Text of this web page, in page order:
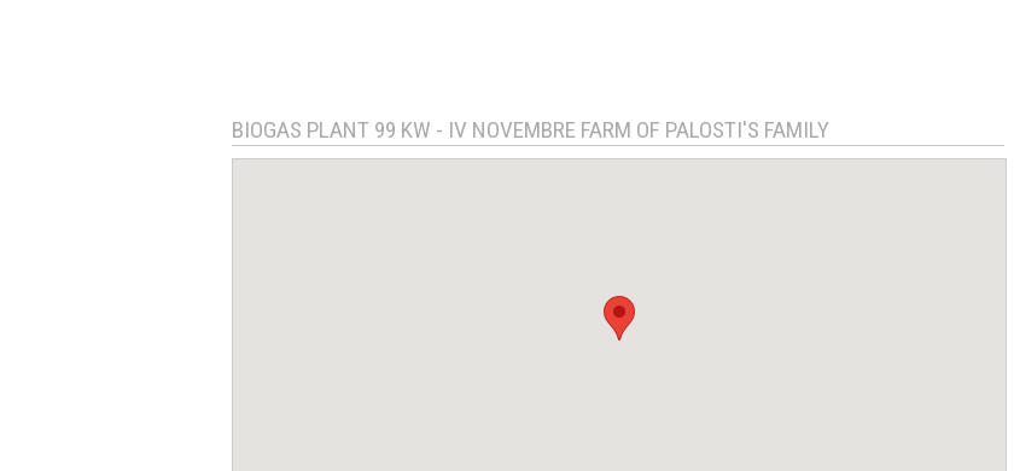
BIOGAS PLANT 99 KW - IV NOVEMBRE FARM OF PALOSTI'S FAMILY